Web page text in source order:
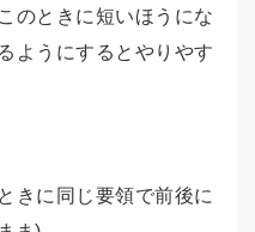
のときに短いほうにな
ようにするとやりやす
きに同じ要領で前後に